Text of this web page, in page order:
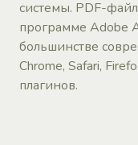
системы. PDF-
программе Adobe
большинстве
Chrome, Safari,
плагинов.